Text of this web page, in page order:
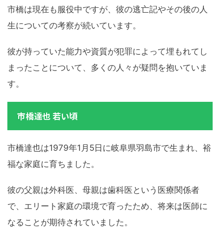
市橋は現在も服役中ですが、彼の逃亡記やその後の人
生についての考察が続いています。
彼が持っていた能力や資質が犯罪によって埋もれてし
まったことについて、多くの人々が疑問を抱いていま
す。
市橋達也 若い頃
市橋達也は1979年1月5日に岐阜県羽島市で生まれ、裕
福な家庭に育ちました。
彼の父親は外科医、母親は歯科医という医療関係者
で、エリート家庭の環境で育ったため、将来は医師に
なることが期待されていました。